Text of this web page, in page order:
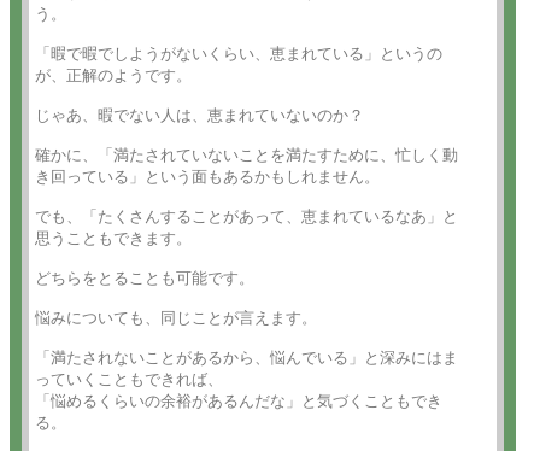
う。
「暇で暇でしようがないくらい、恵まれている」というの
が、正解のようです。
じゃあ、暇でない人は、恵まれていないのか？
確かに、「満たされていないことを満たすために、忙しく動
き回っている」という面もあるかもしれません。
でも、「たくさんすることがあって、恵まれているなあ」と
思うこともできます。
どちらをとることも可能です。
悩みについても、同じことが言えます。
「満たされないことがあるから、悩んでいる」と深みにはま
っていくこともできれば、
「悩めるくらいの余裕があるんだな」と気づくこともでき
る。